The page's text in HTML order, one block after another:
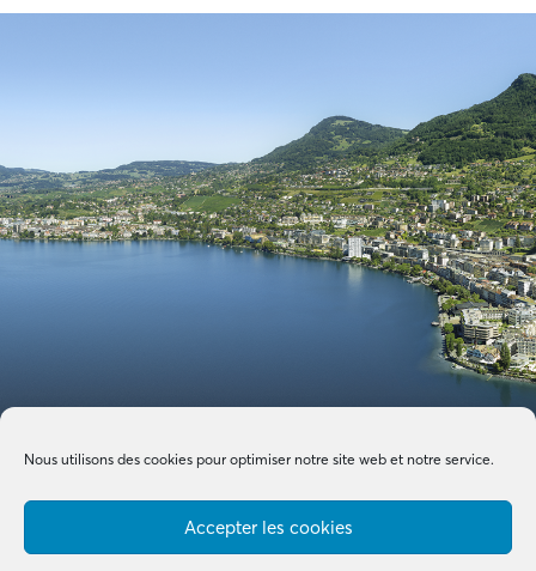
Nous utilisons des cookies pour optimiser notre site web et notre service.
Accepter les cookies